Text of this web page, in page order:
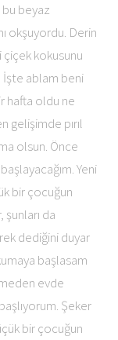
bu beyaz
okşuyordu. Derin
çiçek kokusunu
İşte ablam beni
hafta oldu ne
gelişimde pırıl
olsun. Önce
Yeni
bir çocuğun
şunları da
dediğini duyar
başlasam
evde
Şeker
bir çocuğun